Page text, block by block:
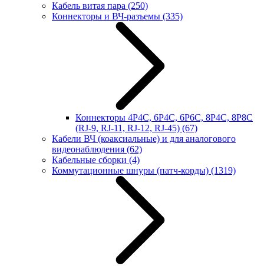
Кабель витая пара (250)
Коннекторы и ВЧ-разъемы (335)
Коннекторы 4P4C, 6P4C, 6P6C, 8P4C, 8P8C
(RJ-9, RJ-11, RJ-12, RJ-45) (67)
Кабели ВЧ (коаксиальные) и для аналогового
видеонаблюдения (62)
Кабельные сборки (4)
Коммутационные шнуры (патч-корды) (1319)